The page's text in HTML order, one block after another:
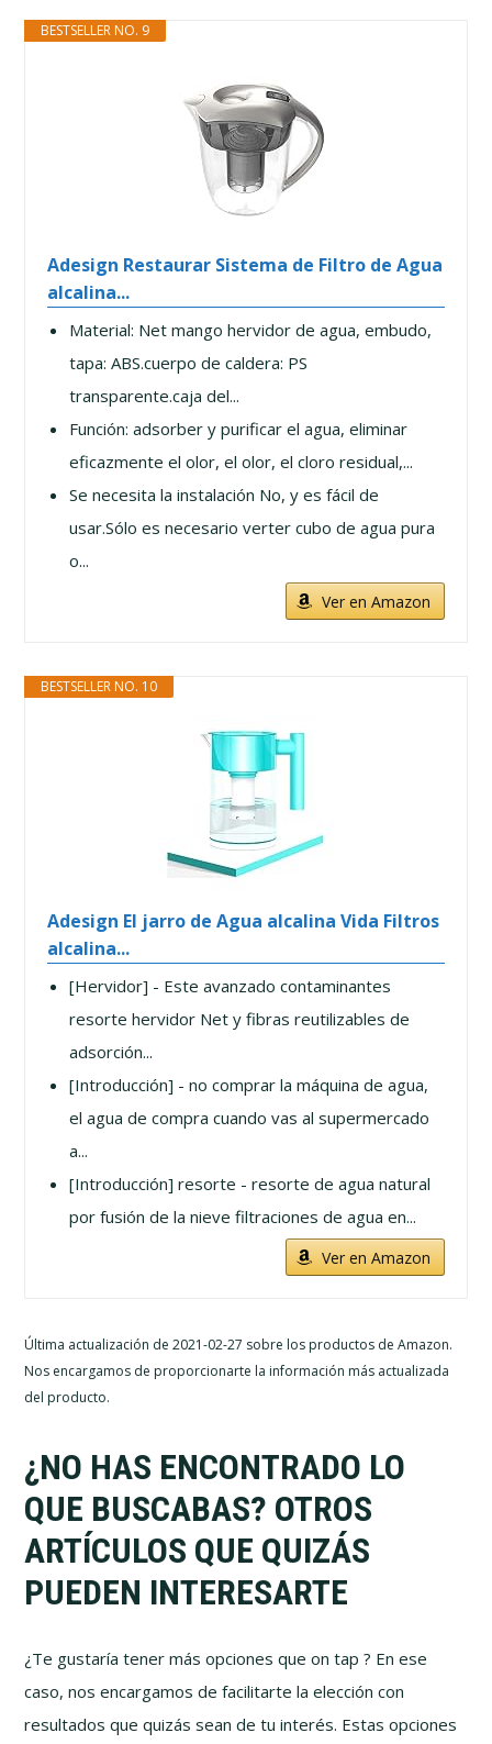
BESTSELLER NO. 9
Adesign Restaurar Sistema de Filtro de Agua
alcalina...
Material: Net mango hervidor de agua, embudo,
tapa: ABS.cuerpo de caldera: PS
transparente.caja del...
Función: adsorber y purificar el agua, eliminar
eficazmente el olor, el olor, el cloro residual,...
Se necesita la instalación No, y es fácil de
usar.Sólo es necesario verter cubo de agua pura
o...
Ver en Amazon
BESTSELLER NO. 10
Adesign El jarro de Agua alcalina Vida Filtros
alcalina...
[Hervidor] - Este avanzado contaminantes
resorte hervidor Net y fibras reutilizables de
adsorción...
[Introducción] - no comprar la máquina de agua,
el agua de compra cuando vas al supermercado
a...
[Introducción] resorte - resorte de agua natural
por fusión de la nieve filtraciones de agua en...
Ver en Amazon
Última actualización de 2021-02-27 sobre los productos de Amazon.
Nos encargamos de proporcionarte la información más actualizada
del producto.
¿NO HAS ENCONTRADO LO
QUE BUSCABAS? OTROS
ARTÍCULOS QUE QUIZÁS
PUEDEN INTERESARTE
¿Te gustaría tener más opciones que on tap ? En ese
caso, nos encargamos de facilitarte la elección con
resultados que quizás sean de tu interés. Estas opciones